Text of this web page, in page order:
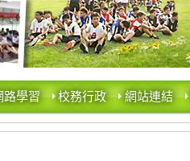
路學習 校務行政 網站連結